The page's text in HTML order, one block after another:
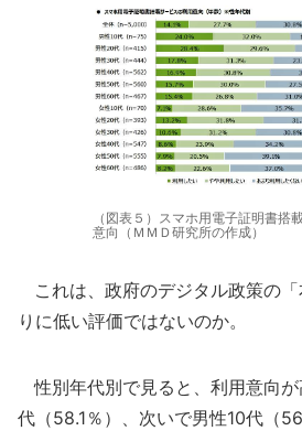
（図表５）スマホ用電子証明書搭
意向（ＭＭＤ研究所の作成）
これは、政府のデジタル政策の「
りに低い評価ではないのか。
性別年代別で見ると、利用意向
代（58.1％）、次いで男性10代（